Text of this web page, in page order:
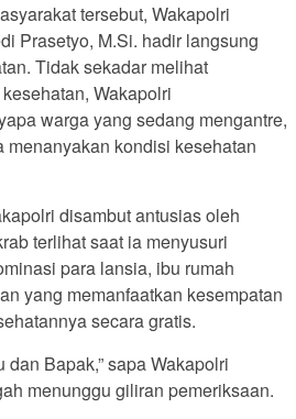
tersebut, Wakapolri
Prasetyo, M.Si. hadir langsung
Tidak sekadar melihat
Wakapolri
warga yang sedang mengantre,
menanyakan kondisi kesehatan
disambut antusias oleh
terlihat saat ia menyusuri
para lansia, ibu rumah
yang memanfaatkan kesempatan
secara gratis.
dan Bapak,” sapa Wakapolri
menunggu giliran pemeriksaan.